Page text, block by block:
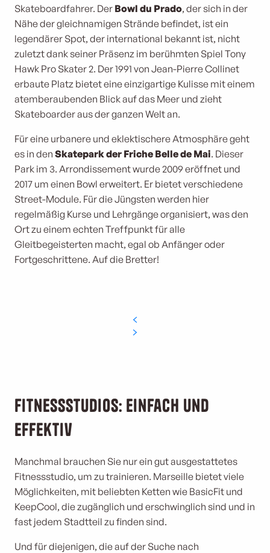
Skateboardfahrer. Der Bowl du Prado, der sich in der
Nähe der gleichnamigen Strände befindet, ist ein
legendärer Spot, der international bekannt ist, nicht
zuletzt dank seiner Präsenz im berühmten Spiel Tony
Hawk Pro Skater 2. Der 1991 von Jean-Pierre Collinet
erbaute Platz bietet eine einzigartige Kulisse mit einem
atemberaubenden Blick auf das Meer und zieht
Skateboarder aus der ganzen Welt an.
Für eine urbanere und eklektischere Atmosphäre geht
es in den Skatepark der Friche Belle de Mai. Dieser
Park im 3. Arrondissement wurde 2009 eröffnet und
2017 um einen Bowl erweitert. Er bietet verschiedene
Street-Module. Für die Jüngsten werden hier
regelmäßig Kurse und Lehrgänge organisiert, was den
Ort zu einem echten Treffpunkt für alle
Gleitbegeisterten macht, egal ob Anfänger oder
Fortgeschrittene. Auf die Bretter!
Fitnessstudios: Einfach und
effektiv
Manchmal brauchen Sie nur ein gut ausgestattetes
Fitnessstudio, um zu trainieren. Marseille bietet viele
Möglichkeiten, mit beliebten Ketten wie BasicFit und
KeepCool, die zugänglich und erschwinglich sind und in
fast jedem Stadtteil zu finden sind.
Und für diejenigen, die auf der Suche nach